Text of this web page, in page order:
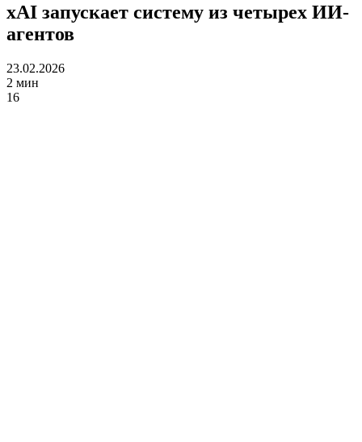
xAI запускает систему из четырех ИИ-
агентов
23.02.2026
2 мин
16